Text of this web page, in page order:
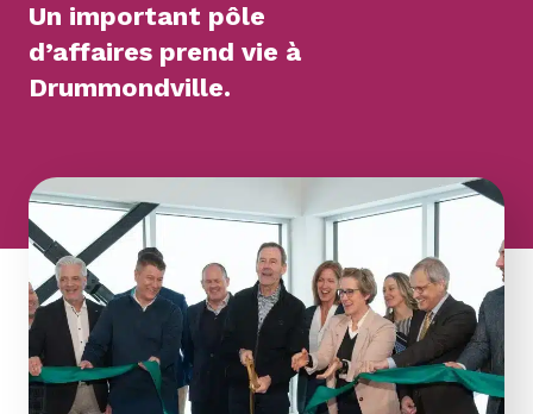
Un important pôle
d’affaires prend vie à
Drummondville.